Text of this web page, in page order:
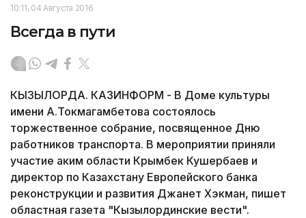
10:11, 04 Августа 2016
Всегда в пути
КЫЗЫЛОРДА. КАЗИНФОРМ - В Доме культуры
имени А.Токмагамбетова состоялось
торжественное собрание, посвященное Дню
работников транспорта. В мероприятии приняли
участие аким области Крымбек Кушербаев и
директор по Казахстану Европейского банка
реконструкции и развития Джанет Хэкман, пишет
областная газета "Кызылординские вести".